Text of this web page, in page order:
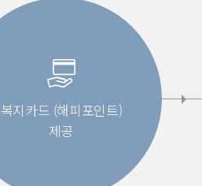
복지카드 (해피포인트)
제공